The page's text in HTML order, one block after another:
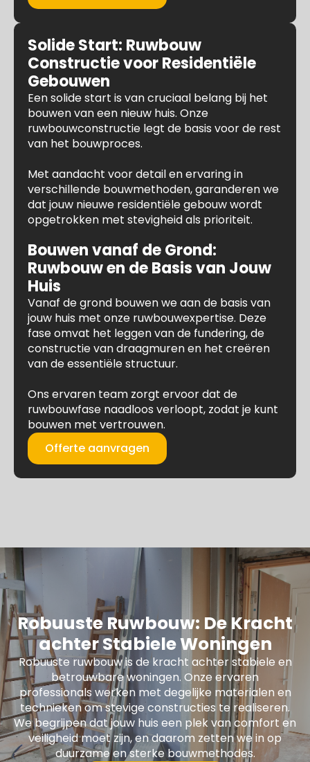
Solide Start: Ruwbouw
Constructie voor Residentiële
Gebouwen
Een solide start is van cruciaal belang bij het
bouwen van een nieuw huis. Onze
ruwbouwconstructie legt de basis voor de rest
van het bouwproces.
Met aandacht voor detail en ervaring in
verschillende bouwmethoden, garanderen we
dat jouw nieuwe residentiële gebouw wordt
opgetrokken met stevigheid als prioriteit.
Bouwen vanaf de Grond:
Ruwbouw en de Basis van Jouw
Huis
Vanaf de grond bouwen we aan de basis van
jouw huis met onze ruwbouwexpertise. Deze
fase omvat het leggen van de fundering, de
constructie van draagmuren en het creëren
van de essentiële structuur.
Ons ervaren team zorgt ervoor dat de
ruwbouwfase naadloos verloopt, zodat je kunt
bouwen met vertrouwen.
Offerte aanvragen
Robuuste Ruwbouw: De Kracht
achter Stabiele Woningen
Robuuste ruwbouw is de kracht achter stabiele en
betrouwbare woningen. Onze ervaren
professionals werken met degelijke materialen en
technieken om stevige constructies te realiseren.
We begrijpen dat jouw huis een plek van comfort en
veiligheid moet zijn, en daarom zetten we in op
duurzame en sterke bouwmethodes.